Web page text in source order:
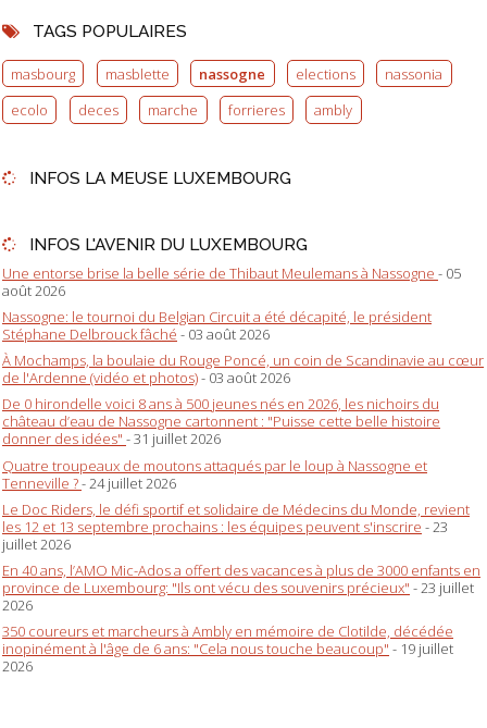
TAGS POPULAIRES
masbourg masblette nassogne elections
nassonia
ecolo
deces marche forrieres ambly
INFOS LA MEUSE LUXEMBOURG
INFOS L'AVENIR DU LUXEMBOURG
Une entorse brise la belle série de Thibaut Meulemans à Nassogne - 05
août 2026
Nassogne: le tournoi du Belgian Circuit a été décapité, le président
Stéphane Delbrouck fâché - 03 août 2026
À Mochamps, la boulaie du Rouge Poncé, un coin de Scandinavie au cœur
de l'Ardenne (vidéo et photos)- 03 août 2026
De 0 hirondelle voici 8 ans à 500 jeunes nés en 2026, les nichoirs du
château d’eau de Nassogne cartonnent : "Puisse cette belle histoire
donner des idées" - 31 juillet 2026
Quatre troupeaux de moutons attaqués par le loup à Nassogne et
Tenneville ?- 24 juillet 2026
Le Doc Riders, le défi sportif et solidaire de Médecins du Monde, revient
les 12 et 13 septembre prochains : les équipes peuvent s'inscrire - 23
juillet 2026
En 40 ans, l’AMO Mic-Ados a offert des vacances à plus de 3000 enfants en
province de Luxembourg: "Ils ont vécu des souvenirs précieux" - 23 juillet
2026
350 coureurs et marcheurs à Ambly en mémoire de Clotilde, décédée
inopinément à l'âge de 6 ans: "Cela nous touche beaucoup" - 19 juillet
2026